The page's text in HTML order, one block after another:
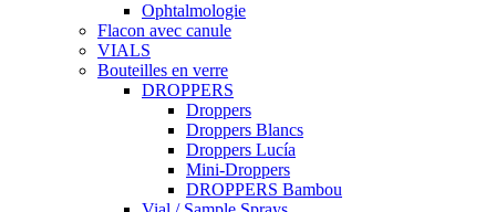
Ophtalmologie
Flacon avec canule
VIALS
Bouteilles en verre
DROPPERS
Droppers
Droppers Blancs
Droppers Lucía
Mini-Droppers
DROPPERS Bambou